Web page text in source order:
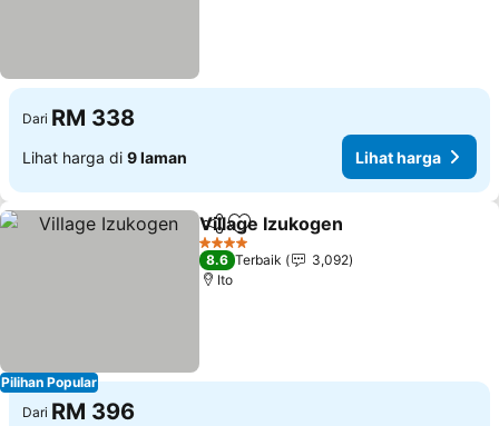
Dari RM 338
Lihat harga di 9 laman Lihat harga
Pilihan Popular
KongsiTambah ke favorit
Village Izukogen
4 Bintang
8.6 Terbaik
3,092
Ito
Dari RM 396